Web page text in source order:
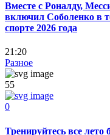
Вместе с Роналду,
включил Соболенко в
спорте 2026 года
21:20
Разное
55
0
Тренируйтесь все